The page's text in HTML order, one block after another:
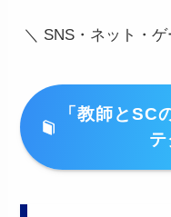
＼ SNS・ネット・
「教師とSC
テ